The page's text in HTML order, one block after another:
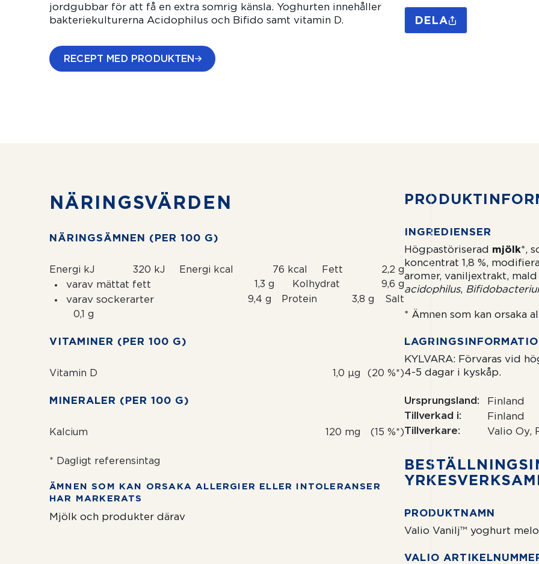
jordgubbar för att få en extra somrig känsla. Yoghurten innehåller
bakteriekulturerna Acidophilus och Bifido samt vitamin D.
RECEPT MED PRODUKTEN
DELA
NÄRINGSVÄRDEN
NÄRINGSÄMNEN (PER 100 G)
Energi kJ 320 kJ Energi kcal 76 kcal Fett 2,2 g
varav mättat fett 1,3 g Kolhydrat 9,6 g
varav sockerarter 9,4 g Protein 3,8 g
Salt
0,1 g
VITAMINER (PER 100 G)
Vitamin D 1,0 µg (20 %*)
MINERALER (PER 100 G)
Kalcium 120 mg (15 %*)
* Dagligt referensintag
ÄMNEN SOM KAN ORSAKA ALLERGIER ELLER INTOLERANSER
HAR MARKERATS
Mjölk och produkter därav
INGREDIENSER
Högpastöriserad mjölk*,
koncentrat 1,8 %,
aromer, vaniljextrakt,
acidophilus,
* Ämnen som kan orsaka
KYLVARA: Förvaras vid
4-5 dagar i kyskåp.
Ursprungsland
Finland
Tillverkad i
Finland
Tillverkare
Valio Oy,
PRODUKTNAMN
Valio Vanilj™ yoghurt
VALIO